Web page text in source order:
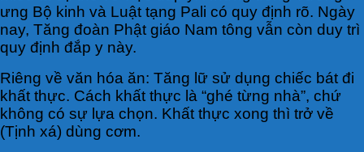
ưng Bộ kinh và Luật tạng Pali có quy định rõ. Ngày
nay, Tăng đoàn Phật giáo Nam tông vẫn còn duy trì
quy định đắp y này.
Riêng về văn hóa ăn: Tăng lữ sử dụng chiếc bát đi
khất thực. Cách khất thực là “ghé từng nhà”, chứ
không có sự lựa chọn. Khất thực xong thì trở về
(Tịnh xá) dùng cơm.